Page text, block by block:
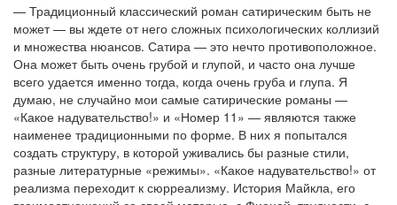
— Традиционный классический роман сатирическим быть не
может — вы ждете от него сложных психологических коллизий
и множества нюансов. Сатира — это нечто противоположное.
Она может быть очень грубой и глупой, и часто она лучше
всего удается именно тогда, когда очень груба и глупа. Я
думаю, не случайно мои самые сатирические романы —
«Какое надувательство!» и «Номер 11» — являются также
наименее традиционными по форме. В них я попытался
создать структуру, в которой уживались бы разные стили,
разные литературные «режимы». «Какое надувательство!» от
реализма переходит к сюрреализму. История Майкла, его